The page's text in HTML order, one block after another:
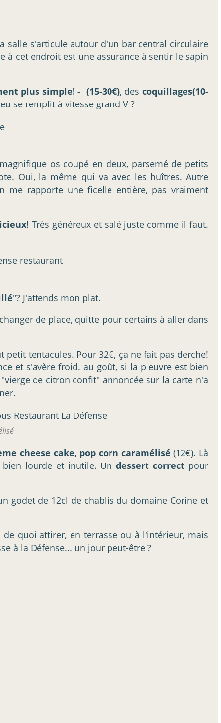
salle s'articule autour d'un bar central circulaire
à cet endroit est une assurance à sentir le sapin
plus simple! - (15-30€), descoquillages(10-
se remplit à vitesse grand V ?
os coupé en deux, parsemé de petits
Oui, la même qui va avec les huîtres. Autre
me rapporte une ficelle entière, pas vraiment
! Très généreux et salé juste comme il faut.
"? J'attends mon plat.
de place, quitte pour certains à aller dans
tentacules. Pour 32€, ça ne fait pas derche!
et s'avère froid. au goût, si la pieuvre est bien
de citron confit" annoncée sur la carte n'a
cheese cake, pop corn caramélisé(12€). Là
bien lourde et inutile. Undessert correct pour
godet de 12cl de chablis du domaine Corine et
quoi attirer, en terrasse ou à l'intérieur, mais
à la Défense... un jour peut-être ?